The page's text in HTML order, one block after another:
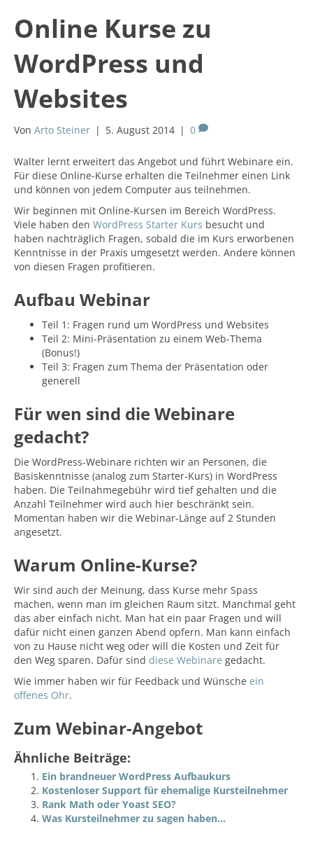
Online Kurse zu
WordPress und
Websites
Von Arto Steiner | 5. August 2014 | 0
Walter lernt erweitert das Angebot und führt Webinare ein.
Für diese Online-Kurse erhalten die Teilnehmer einen Link
und können von jedem Computer aus teilnehmen.
Wir beginnen mit Online-Kursen im Bereich WordPress.
Viele haben den WordPress Starter Kurs besucht und
haben nachträglich Fragen, sobald die im Kurs erworbenen
Kenntnisse in der Praxis umgesetzt werden. Andere können
von diesen Fragen profitieren.
Aufbau Webinar
Teil 1: Fragen rund um WordPress und Websites
Teil 2: Mini-Präsentation zu einem Web-Thema
(Bonus!)
Teil 3: Fragen zum Thema der Präsentation oder
generell
Für wen sind die Webinare
gedacht?
Die WordPress-Webinare richten wir an Personen, die
Basiskenntnisse (analog zum Starter-Kurs) in WordPress
haben. Die Teilnahmegebühr wird tief gehalten und die
Anzahl Teilnehmer wird auch hier beschränkt sein.
Momentan haben wir die Webinar-Länge auf 2 Stunden
angesetzt.
Warum Online-Kurse?
Wir sind auch der Meinung, dass Kurse mehr Spass
machen, wenn man im gleichen Raum sitzt. Manchmal geht
das aber einfach nicht. Man hat ein paar Fragen und will
dafür nicht einen ganzen Abend opfern. Man kann einfach
von zu Hause nicht weg oder will die Kosten und Zeit für
den Weg sparen. Dafür sind diese Webinare gedacht.
Wie immer haben wir für Feedback und Wünsche ein
offenes Ohr.
Zum Webinar-Angebot
Ähnliche Beiträge:
Ein brandneuer WordPress Aufbaukurs
Kostenloser Support für ehemalige Kursteilnehmer
Rank Math oder Yoast SEO?
Was Kursteilnehmer zu sagen haben…